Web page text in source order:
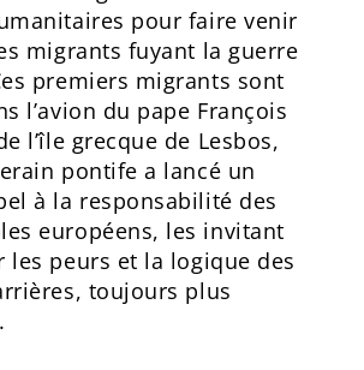
pour faire venir
migrants fuyant la guerre
premiers migrants sont
l’avion du pape François
l’île grecque de Lesbos,
pontife a lancé un
à la responsabilité des
européens, les invitant
les peurs et la logique des
toujours plus